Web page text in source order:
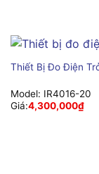
Thiết Bị Đo Điện
Model: IR4016-20
Giá:4,300,000₫